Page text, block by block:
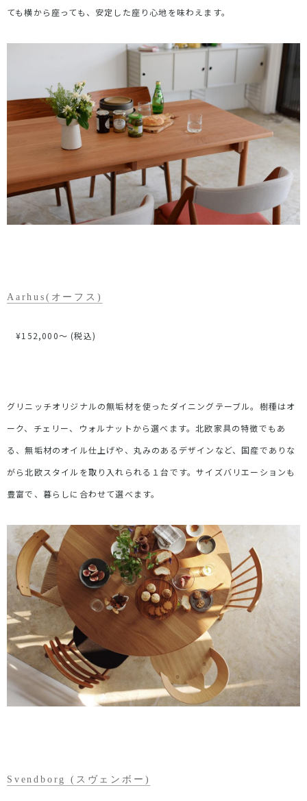
ても横から座っても、安定した座り心地を味わえます。
Aarhus(オーフス)
¥152,000〜 (税込)
グリニッチオリジナルの無垢材を使ったダイニングテーブル。樹種はオ
ーク、チェリー、ウォルナットから選べます。北欧家具の特徴でもあ
る、無垢材のオイル仕上げや、丸みのあるデザインなど、国産でありな
がら北欧スタイルを取り入れられる１台です。サイズバリエーションも
豊富で、暮らしに合わせて選べます。
Svendborg (スヴェンボー)